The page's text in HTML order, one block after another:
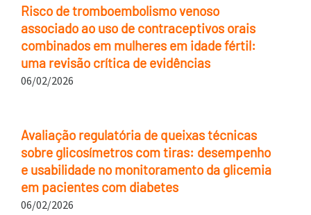
Risco de tromboembolismo venoso
associado ao uso de contraceptivos orais
combinados em mulheres em idade fértil:
uma revisão crítica de evidências
06/02/2026
Avaliação regulatória de queixas técnicas
sobre glicosímetros com tiras: desempenho
e usabilidade no monitoramento da glicemia
em pacientes com diabetes
06/02/2026